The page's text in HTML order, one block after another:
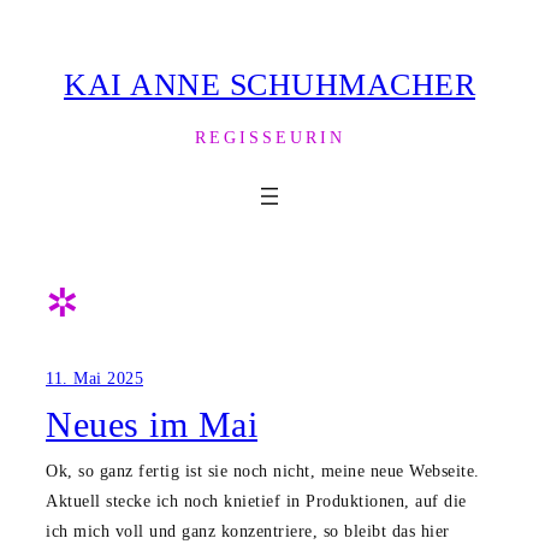
springenKAI ANNE SCHUHMACHER
REGISSEURIN
✲
11. Mai 2025
Neues im Mai
Ok, so ganz fertig ist sie noch nicht, meine neue Webseite.
Aktuell stecke ich noch knietief in Produktionen, auf die
ich mich voll und ganz konzentriere, so bleibt das hier